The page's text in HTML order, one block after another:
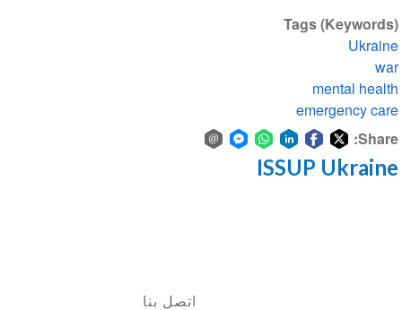
Tags (Keywords)
Ukraine
war
mental health
emergency care
Share:
Share
Share
Share
ShareISSUP Ukraine
اتصل بنا